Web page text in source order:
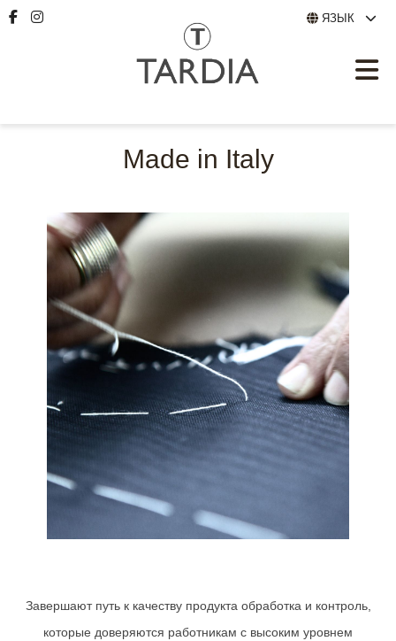
ЯЗЫК
Made in Italy
Завершают путь к качеству продукта обработка и контроль,
которые доверяются работникам с высоким уровнем